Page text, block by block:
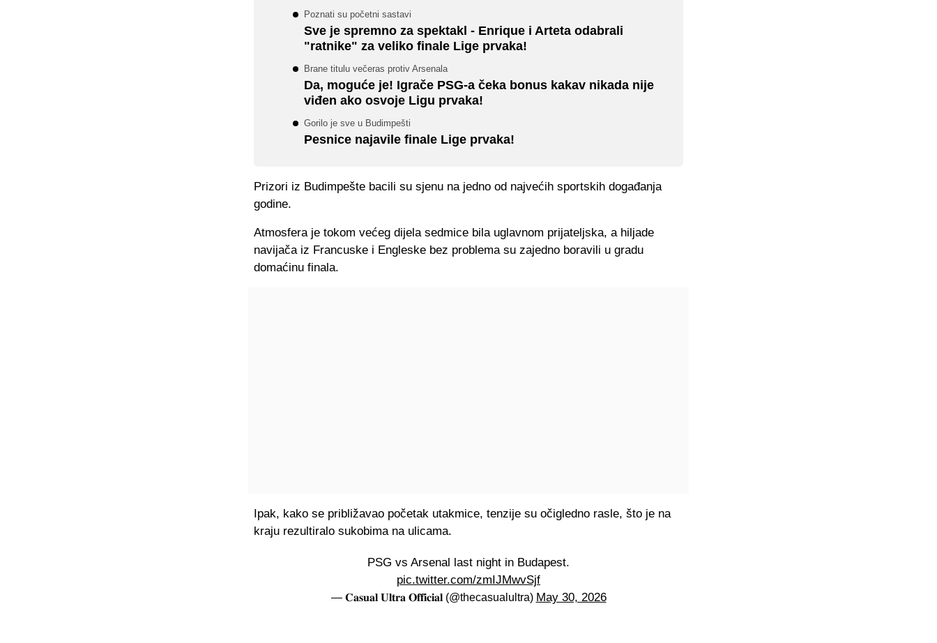
Poznati su početni sastavi
Sve je spremno za spektakl - Enrique i Arteta odabrali
"ratnike" za veliko finale Lige prvaka!
Brane titulu večeras protiv Arsenala
Da, moguće je! Igrače PSG-a čeka bonus kakav nikada nije
viđen ako osvoje Ligu prvaka!
Gorilo je sve u Budimpešti
Pesnice najavile finale Lige prvaka!
Prizori iz Budimpešte bacili su sjenu na jedno od najvećih sportskih događanja
godine.
Atmosfera je tokom većeg dijela sedmice bila uglavnom prijateljska, a hiljade
navijača iz Francuske i Engleske bez problema su zajedno boravili u gradu
domaćinu finala.
Ipak, kako se približavao početak utakmice, tenzije su očigledno rasle, što je na
kraju rezultiralo sukobima na ulicama.
PSG vs Arsenal last night in Budapest.
pic.twitter.com/zmIJMwvSjf
— 𝐂𝐚𝐬𝐮𝐚𝐥 𝐔𝐥𝐭𝐫𝐚 𝐎𝐟𝐟𝐢𝐜𝐢𝐚𝐥 (@thecasualultra) May 30, 2026